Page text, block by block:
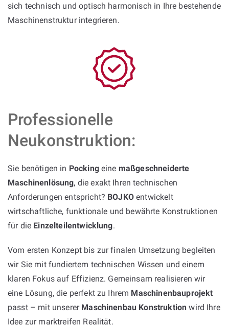
sich technisch und optisch harmonisch in Ihre bestehende
Maschinenstruktur integrieren.
Professionelle
Neukonstruktion:
Sie benötigen in Pockingeine maßgeschneiderte
Maschinenlösung, die exakt Ihren technischen
Anforderungen entspricht? BOJKOentwickelt
wirtschaftliche, funktionale und bewährte Konstruktionen
für die Einzelteilentwicklung.
Vom ersten Konzept bis zur finalen Umsetzung begleiten
wir Sie mit fundiertem technischen Wissen und einem
klaren Fokus auf Effizienz. Gemeinsam realisieren wir
eine Lösung, die perfekt zu Ihrem Maschinenbauprojekt
passt – mit unserer Maschinenbau Konstruktion wird Ihre
Idee zur marktreifen Realität.